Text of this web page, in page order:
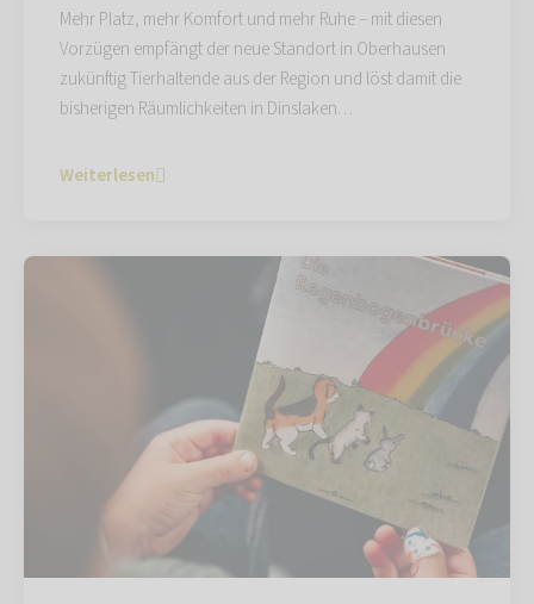
Mehr Platz, mehr Komfort und mehr Ruhe – mit diesen
Vorzügen empfängt der neue Standort in Oberhausen
zukünftig Tierhaltende aus der Region und löst damit die
bisherigen Räumlichkeiten in Dinslaken…
Weiterlesen